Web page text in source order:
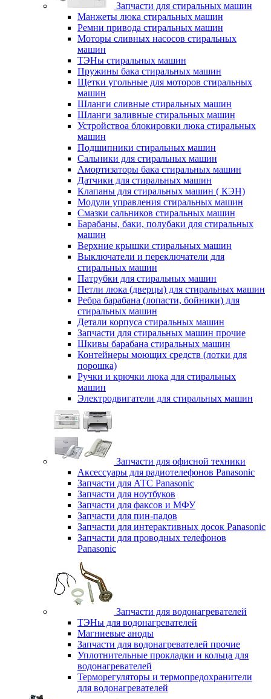
Запчасти для стиральных машин
Манжеты люка стиральных машин
Ремни привода стиральных машин
Моторы сливных насосов стиральных
машин
ТЭНы стиральных машин
Пружины бака стиральных машин
Щетки угольные для моторов стиральных
машин
Шланги сливные стиральных машин
Шланги заливные стиральных машин
Устройствоа блокировки люка стиральных
машин
Подшипники стиральных машин
Сальники для стиральных машин
Амортизаторы бака стиральных машин
Датчики для стиральных машин
Клапаны для стиральных машин ( КЭН)
Модули управления стиральных машин
Смазки сальников стиральных машин
Барабаны, баки, полубаки для стиральных
машин
Верхние крышки стиральных машин
Выключатели и переключатели для
стиральных машин
Патрубки для стиральных машин
Петли люка (дверцы) для стиральных машин
Ребра барабана (лопасти, бойники) для
стиральных машин
Детали корпуса стиральных машин
Запчасти для стиральных машин прочие
Шкивы барабана стиральных машин
Контейнеры моющих средств (лотки для
порошка)
Ручки и крючки люка для стиральных
машин
Электродвигатели для стиральных машин
Запчасти для офисной техники
Аксессуары для радиотелефонов Panasonic
Запчасти для АТС Panasonic
Запчасти для ноутбуков
Запчасти для факсов и МФУ
Запчасти для пин-падов
Запчасти для интерактивных досок Panasonic
Запчасти для проводных телефонов
Panasonic
Запчасти для водонагревателей
ТЭНы для водонагревателей
Магниевые аноды
Запчасти для водонагревателей прочие
Уплотнительные прокладки и кольца для
водонагревателей
Терморегуляторы и термопредохранители
для водонагревателей